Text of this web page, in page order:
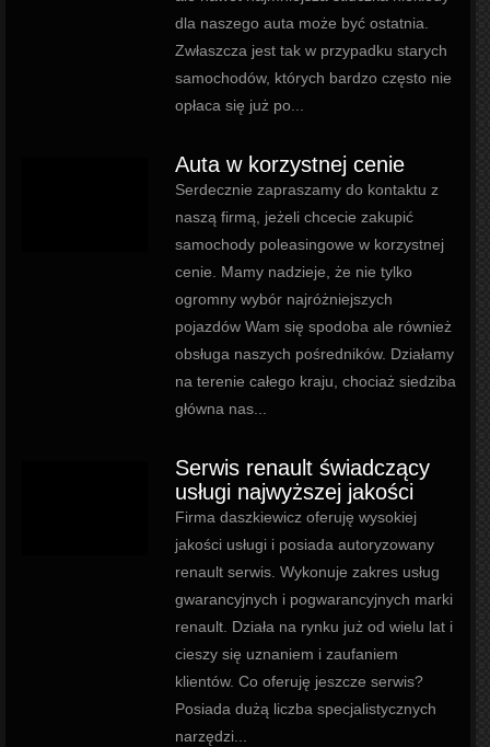
dla naszego auta może być ostatnia.
Zwłaszcza jest tak w przypadku starych
samochodów, których bardzo często nie
opłaca się już po...
Auta w korzystnej cenie
Serdecznie zapraszamy do kontaktu z
naszą firmą, jeżeli chcecie zakupić
samochody poleasingowe w korzystnej
cenie. Mamy nadzieje, że nie tylko
ogromny wybór najróżniejszych
pojazdów Wam się spodoba ale również
obsługa naszych pośredników. Działamy
na terenie całego kraju, chociaż siedziba
główna nas...
Serwis renault świadczący
usługi najwyższej jakości
Firma daszkiewicz oferuję wysokiej
jakości usługi i posiada autoryzowany
renault serwis. Wykonuje zakres usług
gwarancyjnych i pogwarancyjnych marki
renault. Działa na rynku już od wielu lat i
cieszy się uznaniem i zaufaniem
klientów. Co oferuję jeszcze serwis?
Posiada dużą liczba specjalistycznych
narzędzi...